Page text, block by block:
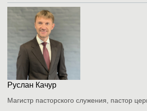
Руслан Качур
Магистр пасторского служения, пастор